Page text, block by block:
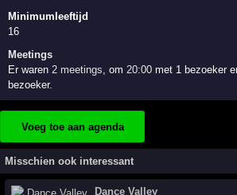
Minimumleeftijd
16
Meetings
Er waren2 meetings, om20:00 met 1 bezoeker
bezoeker.
Voeg toe aan agenda
Misschien ook interessant
Dance Valley